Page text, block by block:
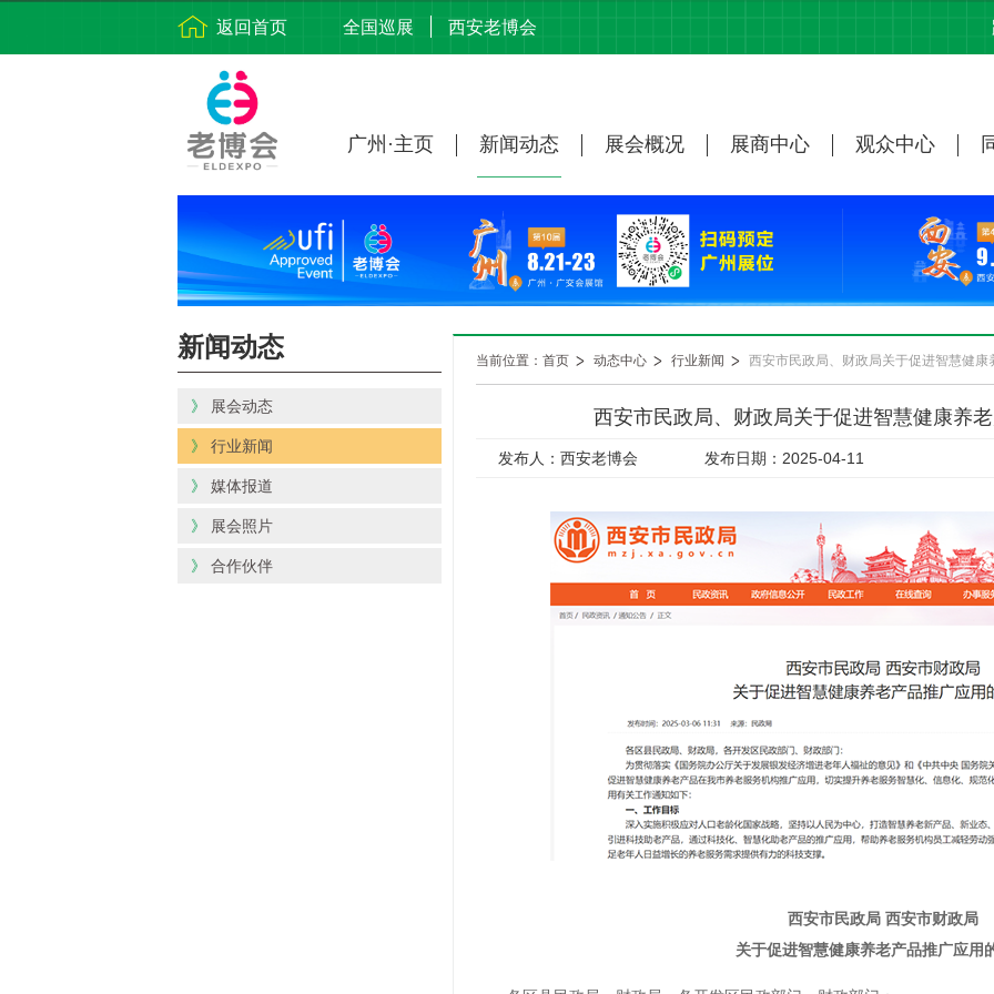
返回首页 全国巡展 西安老博会
广州·主页 新闻动态 展会概况 展商中心 观众中心
新闻动态
》 展会动态
》 行业新闻
》 媒体报道
》 展会照片
》 合作伙伴
当前位置：首页 动态中心 行业新闻
西安市民政局、财政局关于促进智慧健康养
发布人：西安老博会 发布日期：2025-04-11
西安市民政局 西安市财政局
关于促进智慧健康养老产品推广应用